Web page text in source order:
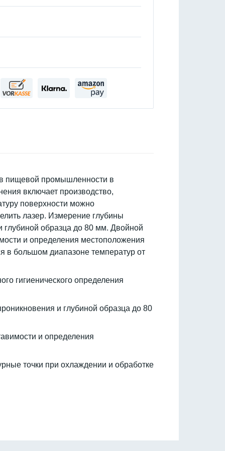
пищевой промышленности в
включает производство,
поверхности можно
лазер. Измерение глубины
образца до 80 мм. Двойной
и определения местоположения
в большом диапазоне температур от
гигиенического определения
и глубиной образца до 80
и определения
точки при охлаждении и обработке